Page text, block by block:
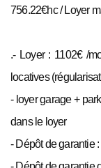
756.22€hc / Loyer
.- Loyer : 1102€ /
locatives
- loyer garage +
dans le loyer
- Dépôt de garantie